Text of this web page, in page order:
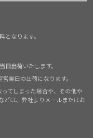
となります。
当日出荷いたします。
業日の出荷になります。
てしまった場合や、その他や
どは、弊社よりメールまたはお